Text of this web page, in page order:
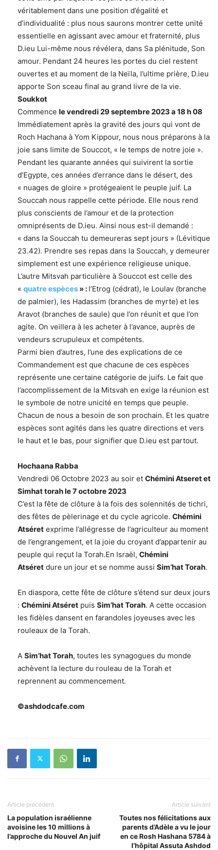
véritablement dans une position d’égalité et
d’individualité : plus nous saurons montrer cette unité
essentielle en agissant avec amour et fraternité, plus
D.ieu Lui-même nous révélera, dans Sa plénitude, Son
amour. Pendant 24 heures les portes du ciel restent
ouvertes et au moment de la Neïla, l’ultime prière, D.ieu
apporte Son sceau final au grand livre de la vie.
Soukkot
Commence le vendredi 29 septembre 2023 a 18 h 08
Immédiatement après la gravité des jours qui vont de
Roch Hachana à Yom Kippour, nous nous préparons à la
joie sans limite de Souccot, « le temps de notre joie ».
Pendant les quarante années qui suivirent la sortie
d’Egypte, ces années d’errance dans le désert, des
« nuages de gloire » protégeaient le peuple juif. La
Souccah nous rappelle cette période. Elle nous rend
plus conscients de l’amour et de la protection
omniprésents de D.ieu. Ainsi nous est-il demandé :
« dans la Souccah tu demeureras sept jours » (Lévitique
23.42). Prendre ses repas dans la Souccah, y demeurer
simplement est une expérience religieuse unique.
L’autre Mitsvah particulière à Souccot est celle des
« quatre espèces » : l’Etrog (cédrat), le Loulav (branche
de palmier), les Hadassim (branches de myrte) et les
Aravot (branches de saule) que l’on réunit et que l’on
agite. On veillera à les acheter à l’avance, auprès de
vendeurs scrupuleux et compétents.
Parmi bien d’autres, l’une des explications de ce
Commandement est que chacune de ces espèces
représente une certaine catégorie de juifs. Le fait que
l’accomplissement de la Mitsvah en exige la réunion est
le symbole de notre unicité en temps que peuple.
Chacun de nous a besoin de son prochain. Et les quatre
espèces sont agités dans les quatre directions et vers
le haut et le bas, pour signifier que D.ieu est partout.
Hochaana Rabba
Vendredi 06 Octobre 2023 au soir et Chémini Atseret et
Simhat torah le 7 octobre 2023
C’est la fête de clôture à la fois des solennités de tichri,
des fêtes de pèlerinage et du cycle agricole. Chémini
Atséret exprime l’allégresse de l’agriculteur au moment
de l’engrangement, et la joie du croyant d’appartenir au
peuple qui reçut la Torah.En Israël, Chémini
Atséret dure un jour et se nomme aussi Sim’hat Torah.
En diaspora, cette fête de clôture s’étend sur deux jours
: Chémini Atséret puis Sim’hat Torah. A cette occasion
les fidèles dansent en farandoles joyeuses avec les
rouleaux de la Torah.
A Sim’hat Torah, toutes les synagogues du monde
achèvent la lecture du rouleau de la Torah et
reprennent au commencement.
©ashdodcafe.com
Article précédent
La population israélienne
avoisine les 10 millions à
l’approche du Nouvel An juif
Article suivant
Toutes nos félicitations aux
parents d’Adèle a vu le jour
en ce Rosh Hashana 5784 à
l’hôpital Assuta Ashdod